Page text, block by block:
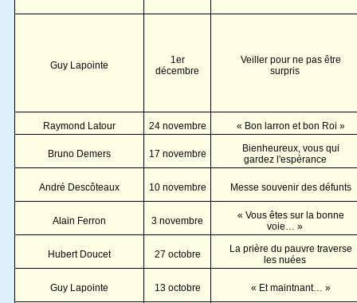
Guy Lapointe
1er
décembre
Veiller pour ne pas être
surpris
Raymond Latour 24 novembre « Bon larron et bon Roi »
Bruno Demers 17 novembre
Bienheureux, vous qui
gardez l'espérance
André Descôteaux 10 novembre Messe souvenir des défunts
Alain Ferron 3 novembre
« Vous êtes sur la bonne
voie… »
Hubert Doucet 27 octobre
La prière du pauvre traverse
les nuées
Guy Lapointe 13 octobre « Et maintnant… »